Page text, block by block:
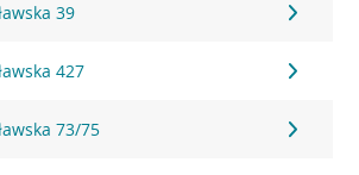
39
427
73/75